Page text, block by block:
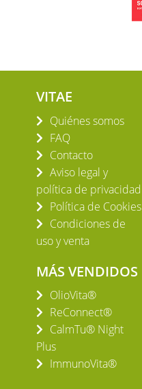
VITAE
Quiénes somos
FAQ
Contacto
Aviso legal y
política de privacidad
Política de Cookies
Condiciones de
uso y venta
MÁS VENDIDOS
OlioVita®
ReConnect®
CalmTu® Night
Plus
ImmunoVita®